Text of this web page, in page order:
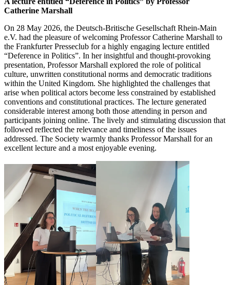
Catherine Marshall
On 28 May 2026, the Deutsch-Britische Gesellschaft Rhein-Main
e.V. had the pleasure of welcoming Professor Catherine Marshall to
the Frankfurter Presseclub for a highly engaging lecture entitled
“Deference in Politics”. In her insightful and thought-provoking
presentation, Professor Marshall explored the role of political
culture, unwritten constitutional norms and democratic traditions
within the United Kingdom. She highlighted the challenges that
arise when political actors become less constrained by established
conventions and constitutional practices. The lecture generated
considerable interest among both those attending in person and
participants joining online. The lively and stimulating discussion that
followed reflected the relevance and timeliness of the issues
addressed. The Society warmly thanks Professor Marshall for an
excellent lecture and a most enjoyable evening.